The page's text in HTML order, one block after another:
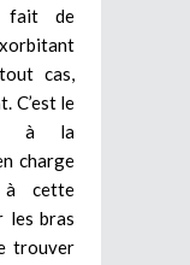
fait de
cas,
C’est le
à la
charge
à cette
les bras
trouver